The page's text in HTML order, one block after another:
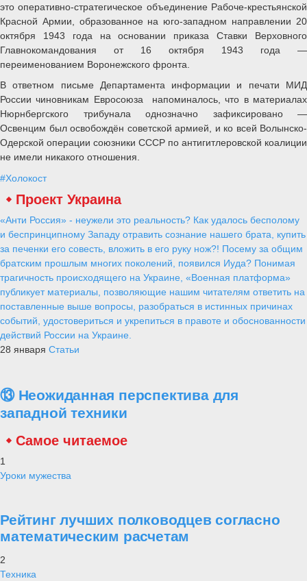
это оперативно-стратегическое объединение Рабоче-крестьянской
Красной Армии, образованное на юго-западном направлении 20
октября 1943 года на основании приказа Ставки Верховного
Главнокомандования от 16 октября 1943 года —
переименованием Воронежского фронта.
В ответном письме Департамента информации и печати МИД
России чиновникам Евросоюза напоминалось, что в материалах
Нюрнбергского трибунала однозначно зафиксировано —
Освенцим был освобождён советской армией, и ко всей Волынско-
Одерской операции союзники СССР по антигитлеровской коалиции
не имели никакого отношения.
#Холокост
Проект Украина
«Анти Россия» - неужели это реальность? Как удалось бесполому
и беспринципному Западу отравить сознание нашего брата, купить
за печенки его совесть, вложить в его руку нож?! Посему за общим
братским прошлым многих поколений, появился Иуда? Понимая
трагичность происходящего на Украине, «Военная платформа»
публикует материалы, позволяющие нашим читателям ответить на
поставленные выше вопросы, разобраться в истинных причинах
событий, удостовериться и укрепиться в правоте и обоснованности
действий России на Украине.
28 января Статьи
⑬ Неожиданная перспектива для
западной техники
Самое читаемое
1
Уроки мужества
Рейтинг лучших полководцев согласно
математическим расчетам
2
Техника